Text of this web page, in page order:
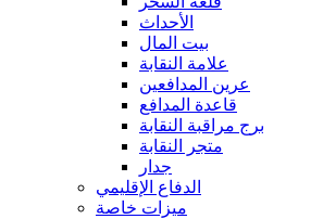
الأحداث
بيت المال
علامة النقابة
عرين المدافعين
قاعدة المدافع
برج مراقبة النقابة
متجر النقابة
جدار
الدفاع الإقليمي
ميزات خاصة